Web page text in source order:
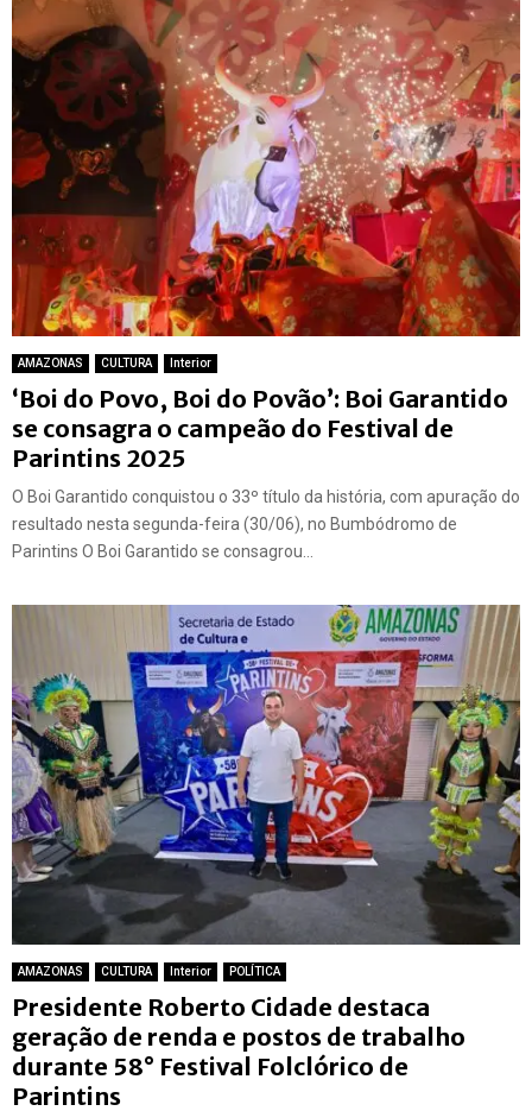
AMAZONAS CULTURA Interior
‘Boi do Povo, Boi do Povão’: Boi Garantido
se consagra o campeão do Festival de
Parintins 2025
O Boi Garantido conquistou o 33º título da história, com apuração do
resultado nesta segunda-feira (30/06), no Bumbódromo de
Parintins O Boi Garantido se consagrou...
AMAZONAS CULTURA Interior POLÍTICA
Presidente Roberto Cidade destaca
geração de renda e postos de trabalho
durante 58° Festival Folclórico de
Parintins